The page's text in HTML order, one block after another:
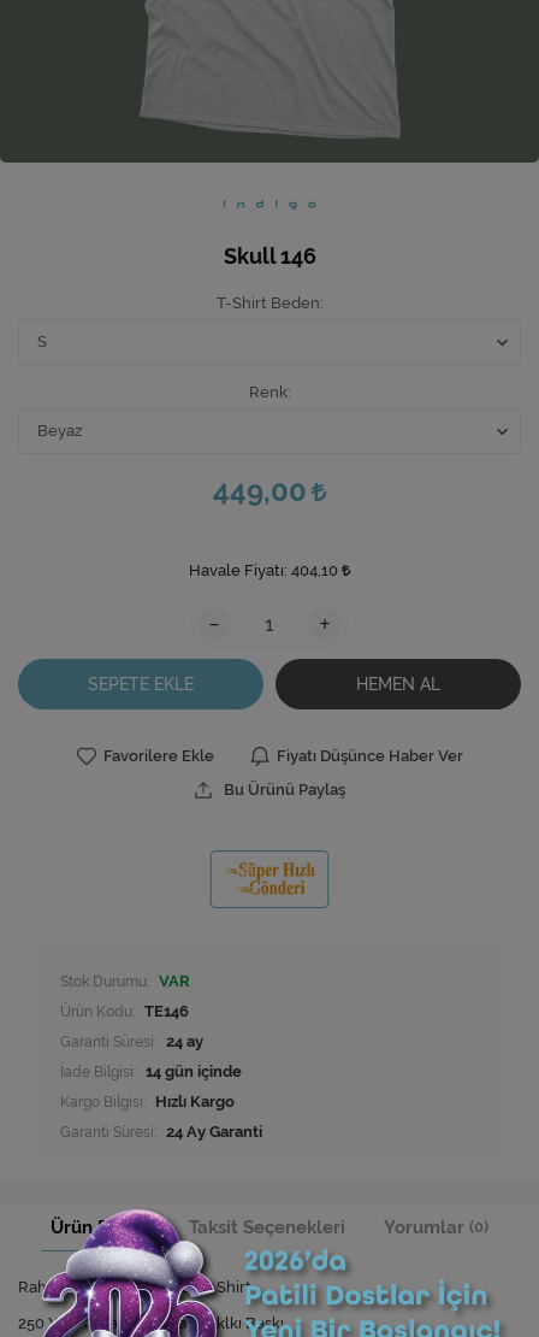
Mutfak
Skull 146
T-Shirt Beden
Renk
449,00
Havale Fiyatı: 404,10
- +
SEPETE EKLE HEMEN AL
Favorilere Ekle
Fiyatı Düşünce Haber Ver
Bu Ürünü Paylaş
Stok Durumu: VAR
Ürün Kodu: TE146
Garanti Süresi: 24 ay
İade Bilgisi:
Kargo Bilgisi: Hızlı Kargo
Garanti Süresi: 24 Ay Garanti
Ürün Bilgisi Taksit Seçenekleri Yorumlar (0)
Rahat Kesim Özel Baskılı T-Shirt
250 Yıkamaya Kadar Dayanıklkı Baskı